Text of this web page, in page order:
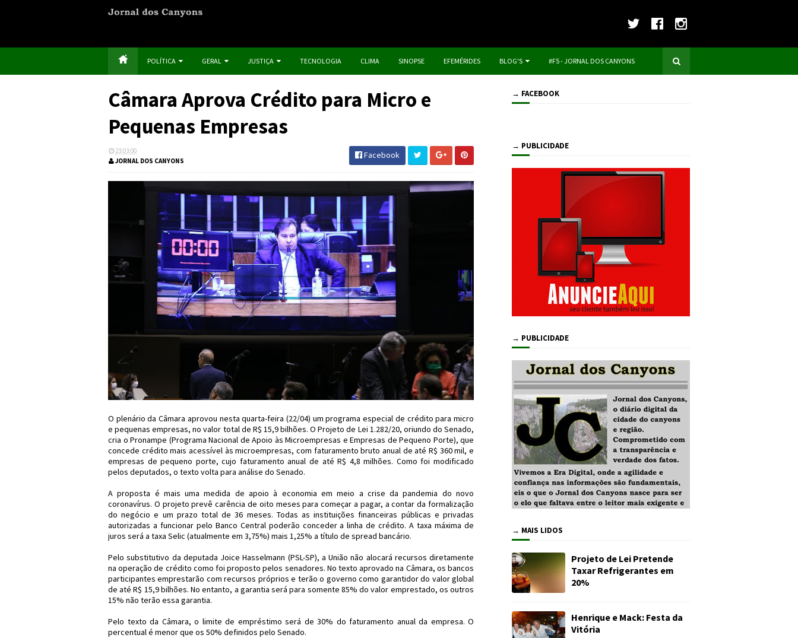
POLÍTICA GERAL JUSTIÇA TECNOLOGIA CLIMA SINOPSE EFEMÉRIDES BLOG'S #F5 - JORNAL DOS CANYONS
Câmara Aprova Crédito para Micro e
Pequenas Empresas
23:03:00
JORNAL DOS CANYONS
Facebook
O plenário da Câmara aprovou nesta quarta-feira (22/04) um programa especial de crédito para micro
e pequenas empresas, no valor total de R$ 15,9 bilhões. O Projeto de Lei 1.282/20, oriundo do Senado,
cria o Pronampe (Programa Nacional de Apoio às Microempresas e Empresas de Pequeno Porte), que
concede crédito mais acessível às microempresas, com faturamento bruto anual de até R$ 360 mil, e
empresas de pequeno porte, cujo faturamento anual de até R$ 4,8 milhões. Como foi modificado
pelos deputados, o texto volta para análise do Senado.
A proposta é mais uma medida de apoio à economia em meio a crise da pandemia do novo
coronavírus. O projeto prevê carência de oito meses para começar a pagar, a contar da formalização
do negócio e um prazo total de 36 meses. Todas as instituições financeiras públicas e privadas
autorizadas a funcionar pelo Banco Central poderão conceder a linha de crédito. A taxa máxima de
juros será a taxa Selic (atualmente em 3,75%) mais 1,25% a título de spread bancário.
Pelo substitutivo da deputada Joice Hasselmann (PSL-SP), a União não alocará recursos diretamente
na operação de crédito como foi proposto pelos senadores. No texto aprovado na Câmara, os bancos
participantes emprestarão com recursos próprios e terão o governo como garantidor do valor global
de até R$ 15,9 bilhões. No entanto, a garantia será para somente 85% do valor emprestado, os outros
15% não terão essa garantia.
Pelo texto da Câmara, o limite de empréstimo será de 30% do faturamento anual da empresa. O
percentual é menor que os 50% definidos pelo Senado.
→ FACEBOOK
→ PUBLICIDADE
→ PUBLICIDADE
→ MAIS LIDOS
Projeto de Lei Pretende
Taxar Refrigerantes em
20%
Henrique e Mack: Festa da
Vitória